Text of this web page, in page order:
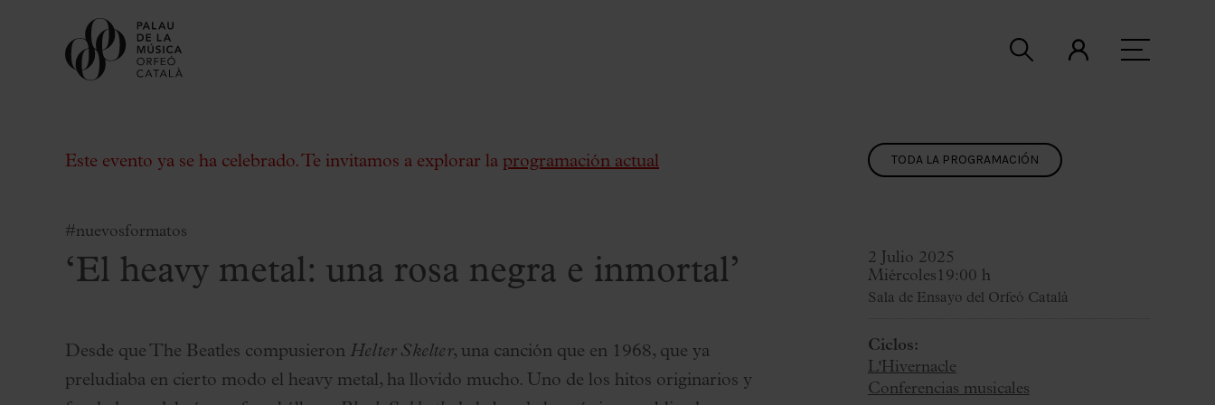
Comprar entradas
Elige tu momento en el Palau
Actividades complementarias
Este evento ya se ha celebrado. Te invitamos a explorar la programación actual
#nuevosformatos
‘El heavy metal: una rosa negra e inmortal’
Desde que The Beatles compusieron Helter Skelter, una canción que en 1968, que ya
preludiaba en cierto modo el heavy metal, ha llovido mucho. Uno de los hitos originarios y
TODA LA PROGRAMACIÓN
2 Julio 2025
Miércoles 19:00 h
Sala de Ensayo del Orfeó Català
Ciclos:
L'Hivernacle
Conferencias musicales